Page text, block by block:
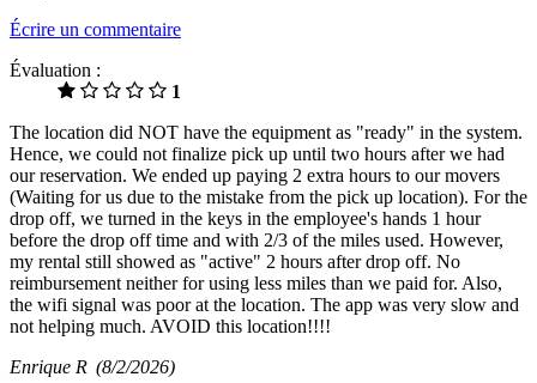
Écrire un commentaire
Évaluation :
1
The location did NOT have the equipment as "ready" in the system.
Hence, we could not finalize pick up until two hours after we had
our reservation. We ended up paying 2 extra hours to our movers
(Waiting for us due to the mistake from the pick up location). For the
drop off, we turned in the keys in the employee's hands 1 hour
before the drop off time and with 2/3 of the miles used. However,
my rental still showed as "active" 2 hours after drop off. No
reimbursement neither for using less miles than we paid for. Also,
the wifi signal was poor at the location. The app was very slow and
not helping much. AVOID this location!!!!
Enrique R (8/2/2026)